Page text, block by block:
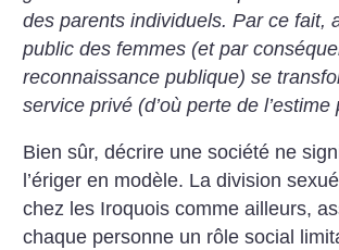
des parents individuels. Par ce fait,
public des femmes (et par
reconnaissance publique) se
service privé (d’où perte de l’estime
Bien sûr, décrire une société ne
l’ériger en modèle. La division
chez les Iroquois comme ailleurs,
chaque personne un rôle social